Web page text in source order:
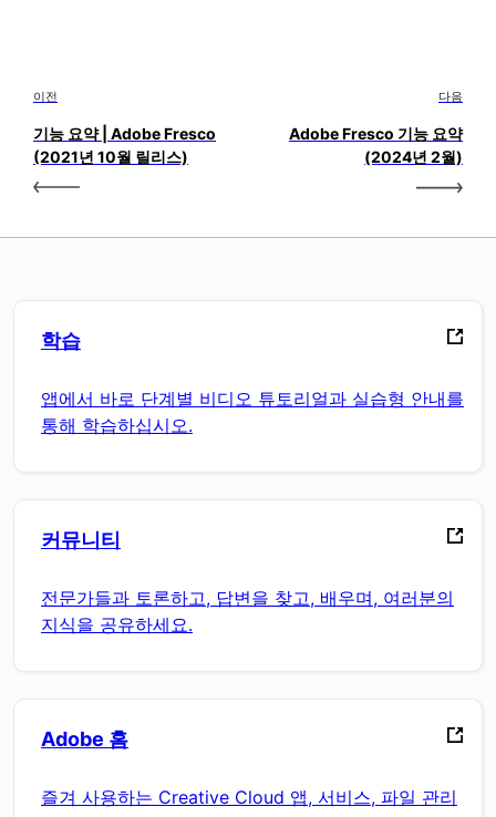
이전
기능 요약 | Adobe Fresco
(2021년 10월 릴리스)
다음
Adobe Fresco 기능 요약
(2024년 2월)
학습
앱에서 바로 단계별 비디오 튜토리얼과 실습형 안내를
통해 학습하십시오.
커뮤니티
전문가들과 토론하고, 답변을 찾고, 배우며, 여러분의
지식을 공유하세요.
Adobe 홈
즐겨 사용하는 Creative Cloud 앱, 서비스, 파일 관리